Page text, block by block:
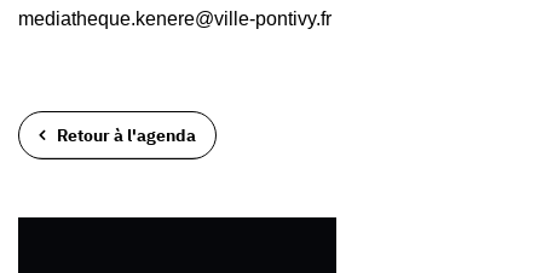
mediatheque.kenere@ville-pontivy.fr
Retour à l'agenda